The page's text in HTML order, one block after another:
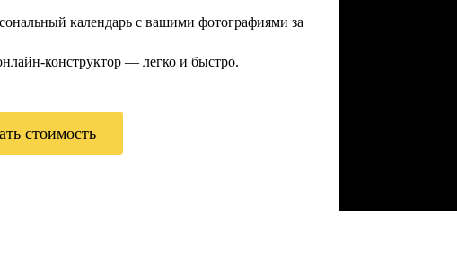
календарь с вашими фотографиями за
конструктор — легко и быстро.
стоимость